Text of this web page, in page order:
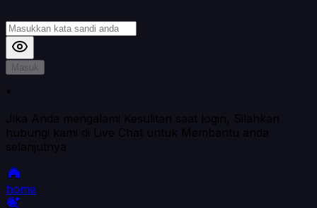
Masuk
*
Jika Anda mengalami Kesulitan saat login, Silahkan
hubungi kami di Live Chat untuk Membantu anda
selanjutnya
home